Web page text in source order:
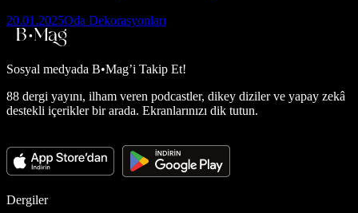
20.01.2025Oda Dekorasyonları
Sosyal medyada B•Mag’i Takip Et!
88 dergi yayını, ilham veren podcastler, dikey diziler ve yapay zekâ
destekli içerikler bir arada. Ekranlarınızı dik tutun.
Dergiler